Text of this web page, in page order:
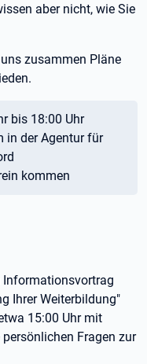
aber nicht, wie Sie
zusammen Pläne
bis 18:00 Uhr
in der Agentur für
kommen
Informationsvortrag
Ihrer Weiterbildung"
15:00 Uhr mit
Fragen zur